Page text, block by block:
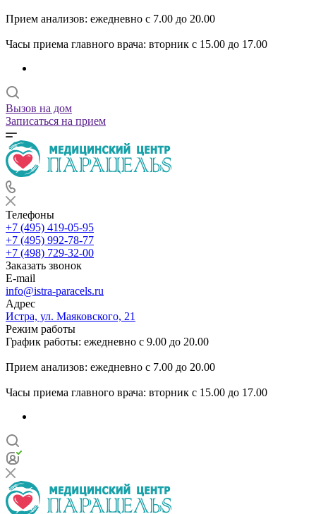
Прием анализов: ежедневно с 7.00 до 20.00
Часы приема главного врача: вторник с 15.00 до 17.00
Вызов на дом
Записаться на прием
Телефоны
+7 (495) 419-05-95
+7 (495) 992-78-77
+7 (498) 729-32-00
Заказать звонок
E-mail
info@istra-paracels.ru
Адрес
Истра, ул. Маяковского, 21
Режим работы
График работы: ежедневно с 9.00 до 20.00
Прием анализов: ежедневно с 7.00 до 20.00
Часы приема главного врача: вторник с 15.00 до 17.00